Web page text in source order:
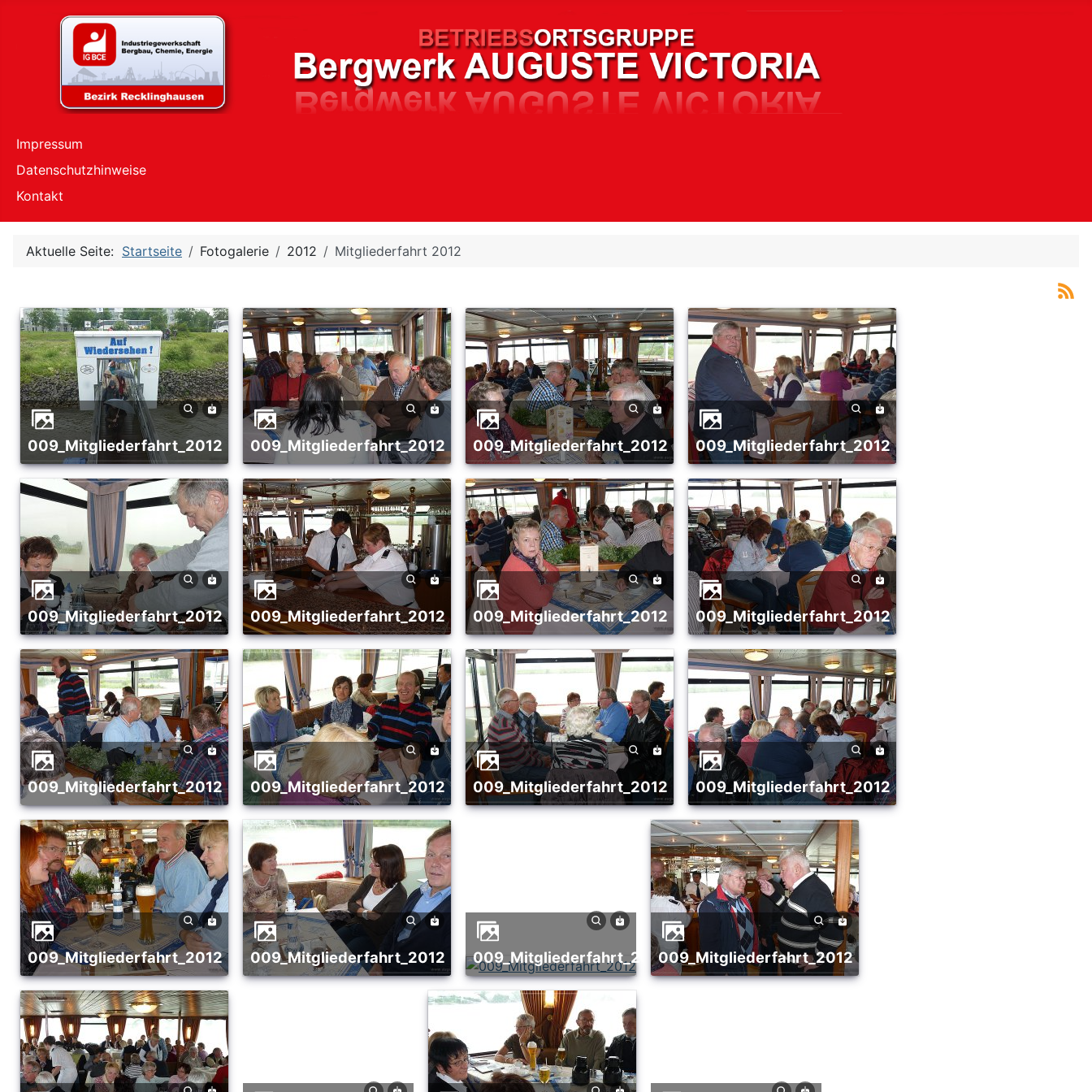
Impressum
Datenschutzhinweise
Kontakt
Aktuelle Seite: Startseite Fotogalerie 2012 Mitgliederfahrt 2012
009_Mitgliederfahrt_2012 009_Mitgliederfahrt_2012 009_Mitgliederfahrt_2012 009_Mitgliederfahrt_2012
009_Mitgliederfahrt_2012 009_Mitgliederfahrt_2012 009_Mitgliederfahrt_2012 009_Mitgliederfahrt_2012
009_Mitgliederfahrt_2012 009_Mitgliederfahrt_2012 009_Mitgliederfahrt_2012 009_Mitgliederfahrt_2012
009_Mitgliederfahrt_2012 009_Mitgliederfahrt_2012 009_Mitgliederfahrt_2012009_Mitgliederfahrt_2012